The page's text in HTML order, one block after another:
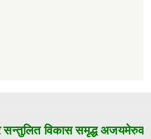
सन्तुलित विकास समृद्ध अजयमेरुको